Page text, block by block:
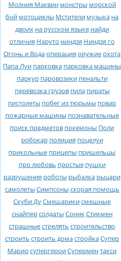
Молния Маквин монстры морской
бой мотоциклы Мстители музыка на
двоих на русском языке найди
отличия Наруто ниндзя Ниндзя го
Огонь и Водаоперация оружиеохота
Папа Луи парковка парковка машины
паркур паровозики пенальти
перевозка грузов пила пираты
пистолеты побег из тюрьмы повар
пожарные машины познавательные
поиск предметов покемоны Поли
робокар полиция поцелуи
прикольные прицепы пришельцы
про любовь простые пушки
разрушения роботы рыбалка рыцари
самолеты Симпсоны скорая помощь
Скуби ДуСмешарикисмешные
снайперсолдаты СоникСтикмен
страшныестрелять строительство
строить строить домастройкаСупер
Марио супергероиСуперментакси